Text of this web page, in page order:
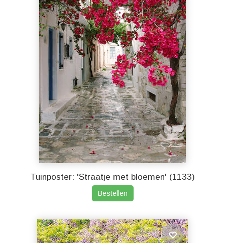
Tuinposter: 'Straatje met bloemen' (1133)
Bestellen